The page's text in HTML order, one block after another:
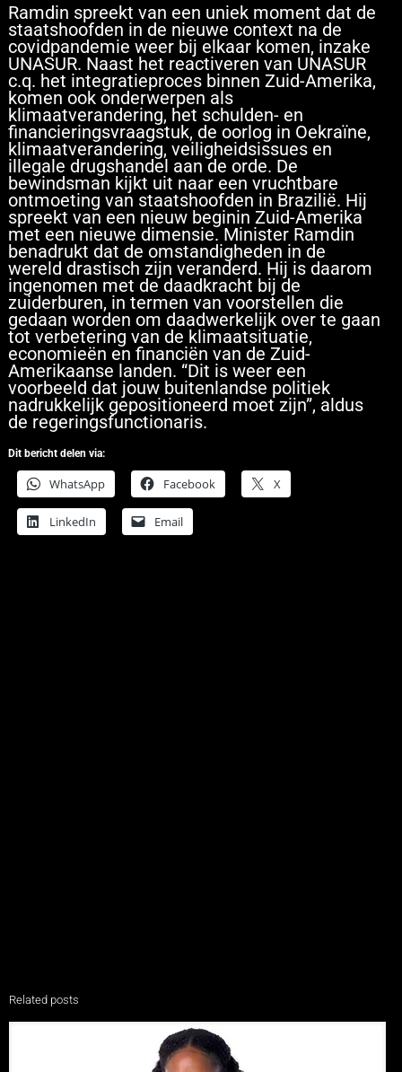
Ramdin spreekt van een uniek moment dat de
staatshoofden in de nieuwe context na de
covidpandemie weer bij elkaar komen, inzake
UNASUR. Naast het reactiveren van UNASUR
c.q. het integratieproces binnen Zuid-Amerika,
komen ook onderwerpen als
klimaatverandering, het schulden- en
financieringsvraagstuk, de oorlog in Oekraïne,
klimaatverandering, veiligheidsissues en
illegale drugshandel aan de orde. De
bewindsman kijkt uit naar een vruchtbare
ontmoeting van staatshoofden in Brazilië. Hij
spreekt van een nieuw beginin Zuid-Amerika
met een nieuwe dimensie. Minister Ramdin
benadrukt dat de omstandigheden in de
wereld drastisch zijn veranderd. Hij is daarom
ingenomen met de daadkracht bij de
zuiderburen, in termen van voorstellen die
gedaan worden om daadwerkelijk over te gaan
tot verbetering van de klimaatsituatie,
economieën en financiën van de Zuid-
Amerikaanse landen. “Dit is weer een
voorbeeld dat jouw buitenlandse politiek
nadrukkelijk gepositioneerd moet zijn”, aldus
de regeringsfunctionaris.
Dit bericht delen via:
WhatsApp Facebook X
LinkedIn Email
Related posts